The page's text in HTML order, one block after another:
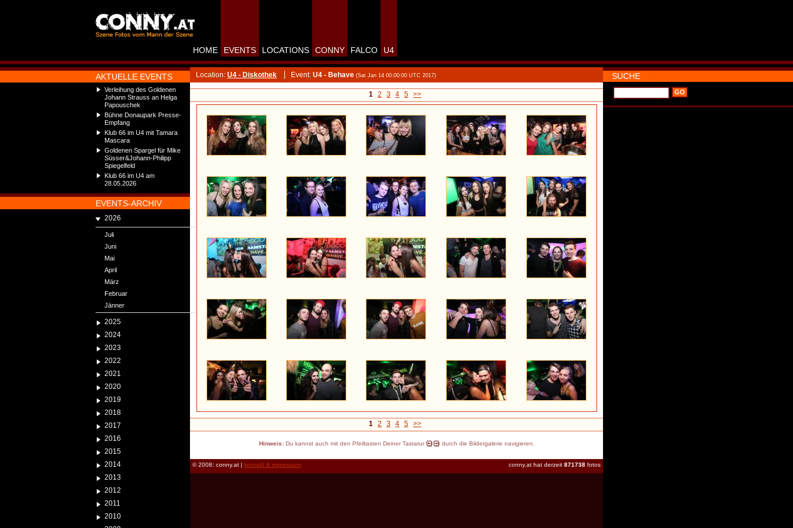
AKTUELLE EVENTS
Verleihung des Goldenen
Johann Strauss an Helga
Papouschek
Bühne Donaupark Presse-
Empfang
Klub 66 im U4 mit Tamara
Mascara
Goldenen Spargel für Mike
Süsser&Johann-Philipp
Spiegelfeld
Klub 66 im U4 am
28.05.2026
EVENTS-ARCHIV
2026
Juli
Juni
Mai
April
März
Februar
Jänner
2025
2024
2023
2022
2021
2020
2019
2018
2017
2016
2015
2014
2013
2012
2011
2010
HOME EVENTS LOCATIONS CONNY FALCO U4
Location: U4 - Diskothek Event: U4 - Behave (Sat Jan 14 00:00:00 UTC 2017)
1 2 3 4 5 >>
1 2 3 4 5 >>
Hinweis:Du kannst auch mit den Pfeiltasten Deiner Tastatur durch die Bildergalerie navigieren.
conny.at hat derzeit 871738 fotos
© 2008: conny.at | kontakt & impressum
SUCHE